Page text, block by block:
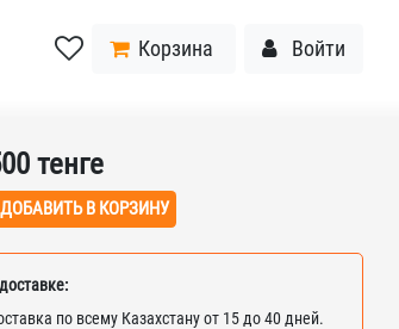
Корзина Войти
тенге
ДОБАВИТЬ В КОРЗИНУ
по всему Казахстану от 15 до 40 дней.